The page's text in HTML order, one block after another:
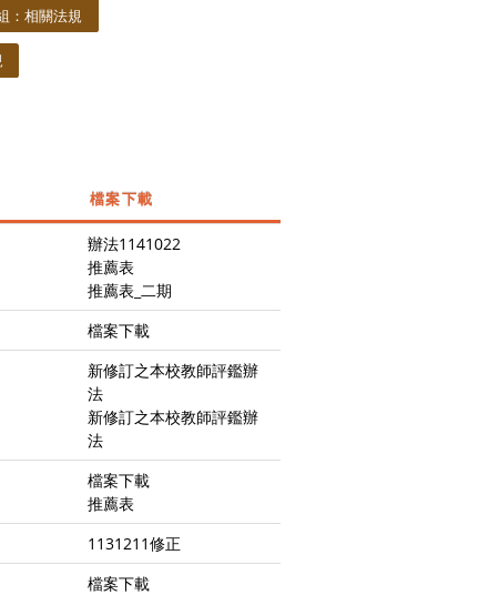
：相關法規
檔案下載
辦法1141022
推薦表
推薦表_二期
檔案下載
新修訂之本校教師評鑑辦
法
新修訂之本校教師評鑑辦
法
檔案下載
推薦表
1131211修正
檔案下載